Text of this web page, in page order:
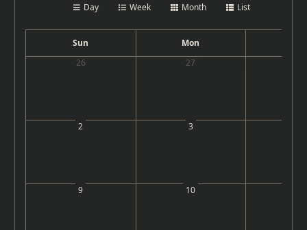
Day Week Month List
Sun Mon
26
27
2 3
9 10